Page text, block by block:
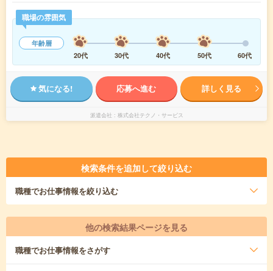
職場の雰囲気
年齢層
20代
30代 40代 50代 60代
気になる! 応募へ進む 詳しく見る
派遣会社 株式会社テクノ・サービス
検索条件を追加して絞り込む
職種でお仕事情報を絞り込む
他の検索結果ページを見る
職種でお仕事情報をさがす